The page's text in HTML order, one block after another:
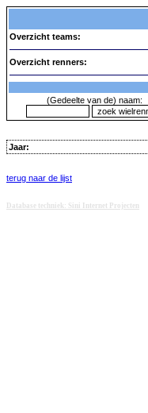
Overzicht teams:
Overzicht renners:
(Gedeelte van de) naam:
Jaar:
terug naar de lijst
Database techniek: Sini Internet Projecten